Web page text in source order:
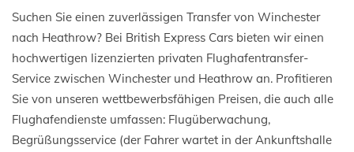
Suchen Sie einen zuverlässigen Transfer von Winchester
nach Heathrow? Bei British Express Cars bieten wir einen
hochwertigen lizenzierten privaten Flughafentransfer-
Service zwischen Winchester und Heathrow an. Profitieren
Sie von unseren wettbewerbsfähigen Preisen, die auch alle
Flughafendienste umfassen: Flugüberwachung,
Begrüßungsservice (der Fahrer wartet in der Ankunftshalle